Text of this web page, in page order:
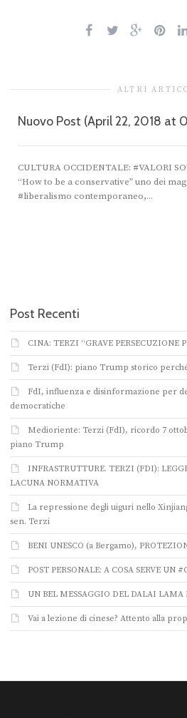
ALTRI
Nuovo Post (April 22, 2018 at
CULTURA OCCIDENTALE: #VALORI
“How to be a conservative” uno dei
#liberalismo contemporaneo,...
Post Recenti
CINA: TERZI “GRAVE PERSECUZIONE
Terzi (FdI): piano Trump storico
FdI, influenza e disinformazione per
democratiche
Medioriente: Terzi (FdI), ricordo 7
piano Trump
INFRASTRUTTURE. TERZI (FDI):
LACUNA NORMATIVA
La repressione degli uiguri nello
sen. Terzi
BENI UNESCO (a Bergamo),
POST PERSONALE: A COSA SERVE UN
UN BEL MESSAGGIO DEL DALAI
Vai a lezione di cinese? Attento alla